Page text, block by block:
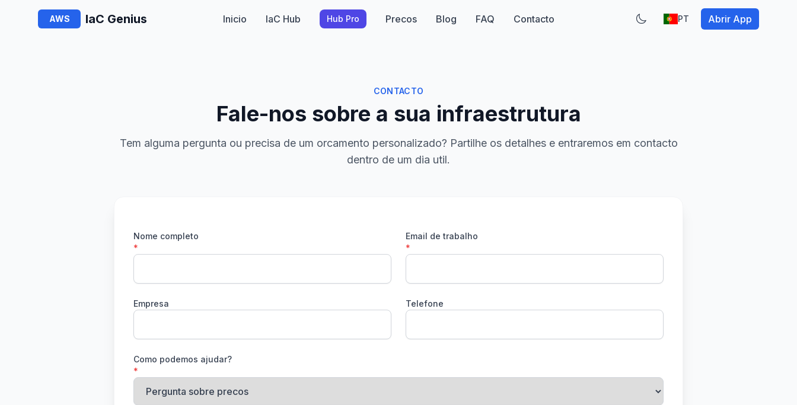
AWS IaC Genius Inicio IaC Hub Hub Pro Precos Blog FAQ Contacto PT Abrir App
CONTACTO
Fale-nos sobre a sua infraestrutura
Tem alguma pergunta ou precisa de um orcamento personalizado? Partilhe os detalhes e entraremos em contacto
dentro de um dia util.
Nome completo
*
Email de trabalho
*
Empresa Telefone
Como podemos ajudar?
*